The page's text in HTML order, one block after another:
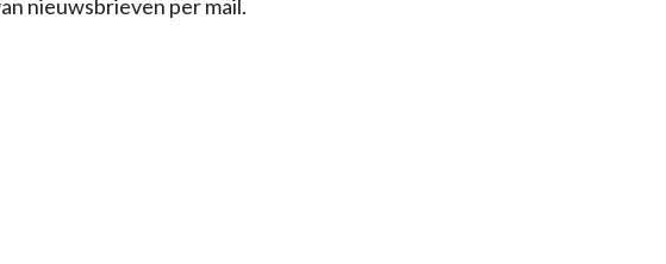
nieuwsbrieven per mail.